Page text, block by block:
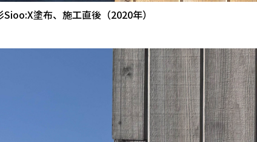
塗布、施工直後（2020年）